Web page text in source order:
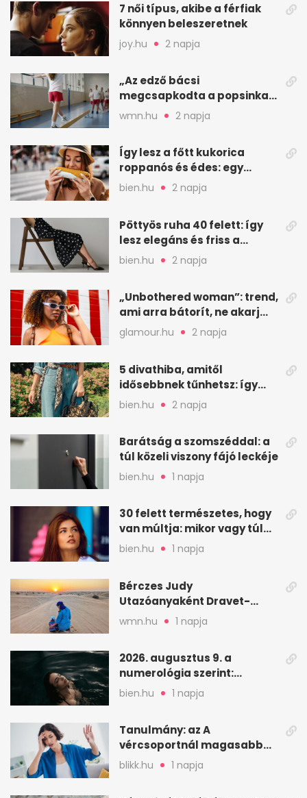
7 női típus, akibe a férfiak
könnyen beleszeretnek
joy.hu 2 napja
„Az edző bácsi
megcsapkodta a popsinkat”
– Klára nyári táboros
wmn.hu 2 napja
Így lesz a főtt kukorica
roppanós és édes: egy
zöldséges trükkje
bien.hu 2 napja
Pöttyös ruha 40 felett: így
lesz elegáns és friss a
kedvenc minta
bien.hu 2 napja
„Unbothered woman”: trend,
ami arra bátorít, ne akarj
mindenkinek megfelelni
glamour.hu 2 napja
5 divathiba, amitől
idősebbnek tűnhetsz: így
frissíts a megjelenéseden
bien.hu 2 napja
Barátság a szomszéddal: a
túl közeli viszony fájó leckéje
bien.hu 1 napja
30 felett természetes, hogy
van múltja: mikor vagy túl
válogatós?
bien.hu 1 napja
Bérczes Judy
Utazóanyaként Dravet-
szindrómás kislányával is
wmn.hu 1 napja
2026. augusztus 9. a
numerológia szerint:
lezárás, megbocsátás,
bien.hu 1 napja
Tanulmány: az A
vércsoportnál magasabb
lehet a sztrók kockázata
blikk.hu 1 napja